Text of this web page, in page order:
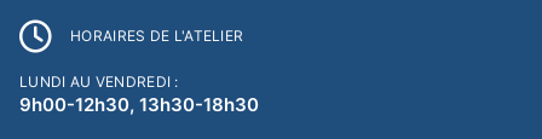
HORAIRES DE L'ATELIER
LUNDI AU VENDREDI :
9h00-12h30, 13h30-18h30